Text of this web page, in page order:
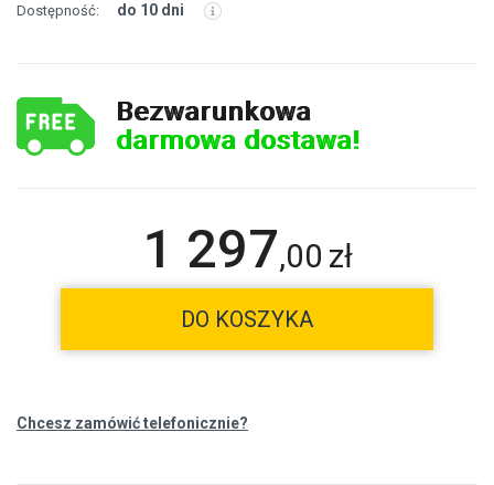
Dostępność: do 10 dni
Bezwarunkowa
darmowa dostawa!
1 297,00 zł
DO KOSZYKA
Chcesz zamówić telefonicznie?